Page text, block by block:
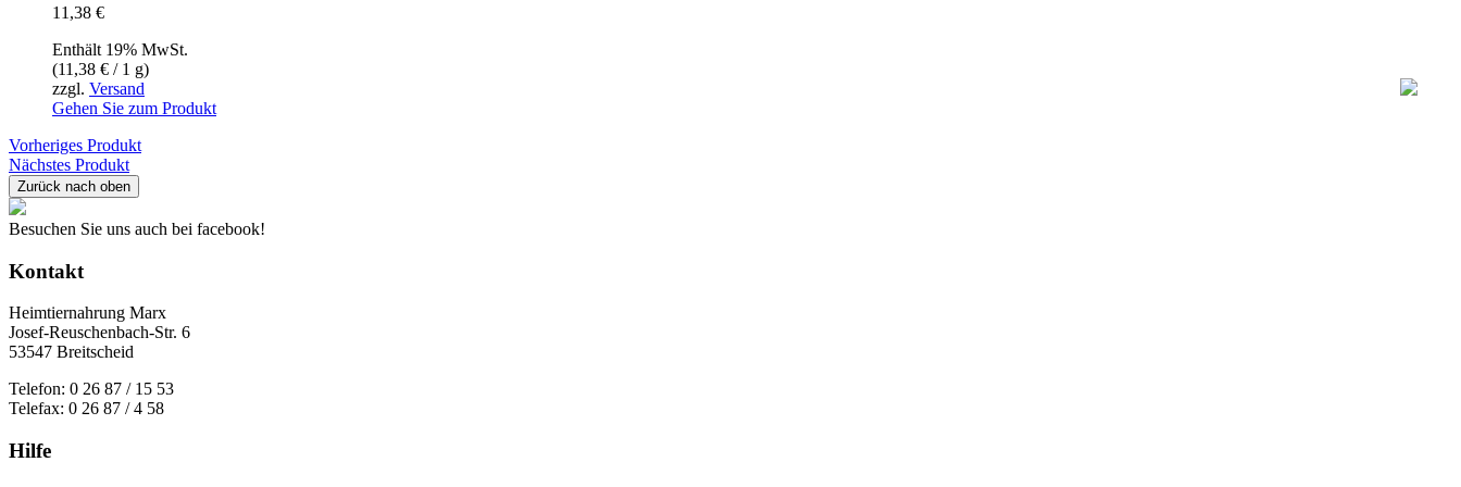
11,38 €
Enthält 19% MwSt.
(11,38 € / 1 g)
zzgl. Versand
Gehen Sie zum Produkt
Vorheriges Produkt
Nächstes Produkt
Zurück nach oben
Besuchen Sie uns auch bei facebook!
Kontakt
Heimtiernahrung Marx
Josef-Reuschenbach-Str. 6
53547 Breitscheid
Telefon: 0 26 87 / 15 53
Telefax: 0 26 87 / 4 58
Hilfe